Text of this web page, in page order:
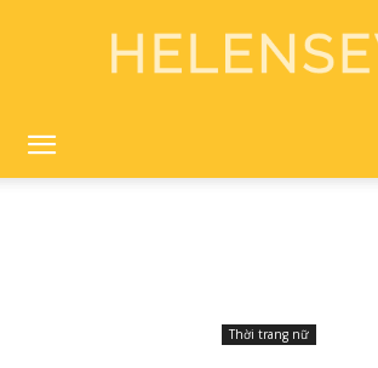
Thời trang nữ